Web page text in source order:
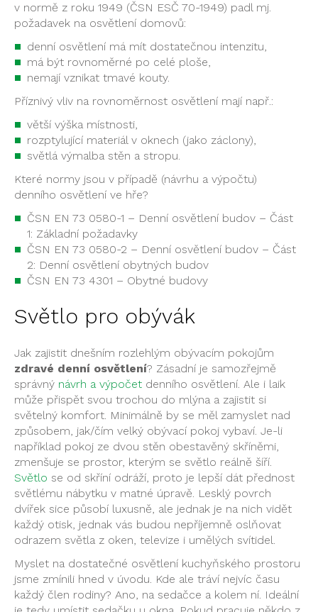
v normě z roku 1949 (ČSN ESČ 70-1949) padl mj.
požadavek na osvětlení domovů:
denní osvětlení má mít dostatečnou intenzitu,
má být rovnoměrné po celé ploše,
nemají vznikat tmavé kouty.
Příznivý vliv na rovnoměrnost osvětlení mají např.:
větší výška místnosti,
rozptylující materiál v oknech (jako záclony),
světlá výmalba stěn a stropu.
Které normy jsou v případě (návrhu a výpočtu)
denního osvětlení ve hře?
ČSN EN 73 0580-1 – Denní osvětlení budov – Část
1: Základní požadavky
ČSN EN 73 0580-2 – Denní osvětlení budov – Část
2: Denní osvětlení obytných budov
ČSN EN 73 4301 – Obytné budovy
Světlo pro obývák
Jak zajistit dnešním rozlehlým obývacím pokojům
zdravé denní osvětlení? Zásadní je samozřejmě
správný návrh a výpočet denního osvětlení. Ale i laik
může přispět svou trochou do mlýna a zajistit si
světelný komfort. Minimálně by se měl zamyslet nad
způsobem, jak/čím velký obývací pokoj vybaví. Je-li
například pokoj ze dvou stěn obestavěný skříněmi,
zmenšuje se prostor, kterým se světlo reálně šíří.
Světlo se od skříní odráží, proto je lepší dát přednost
světlému nábytku v matné úpravě. Lesklý povrch
dvířek sice působí luxusně, ale jednak je na nich vidět
každý otisk, jednak vás budou nepříjemně oslňovat
odrazem světla z oken, televize i umělých svítidel.
Myslet na dostatečné osvětlení kuchyňského prostoru
jsme zmínili hned v úvodu. Kde ale tráví nejvíc času
každý člen rodiny? Ano, na sedačce a kolem ní. Ideální